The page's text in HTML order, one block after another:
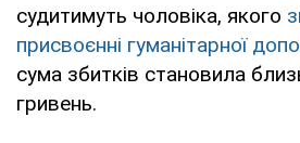
судитимуть чоловіка, якого
присвоєнні гуманітарної
сума збитків становила
гривень.